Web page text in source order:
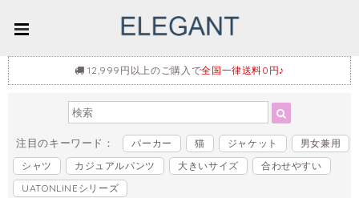
12,999円以上のご購入で全国一律送料0円♪
注目のキーワード： パーカー 猫 ジャケット
男女兼用
シャツ
カジュアルパンツ 大きいサイズ
合わせやすい
UATONLINEシリーズ